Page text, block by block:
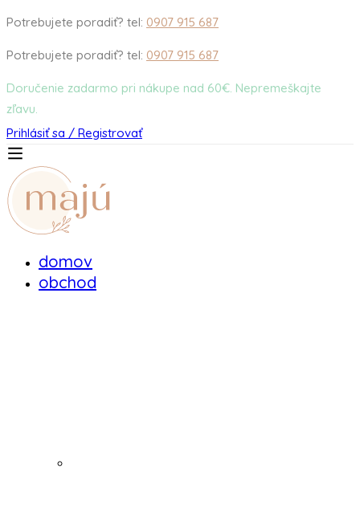
Potrebujete poradiť? tel: 0907 915 687
Potrebujete poradiť? tel: 0907 915 687
Doručenie zadarmo pri nákupe nad 60€. Nepremeškajte
zľavu.
Prihlásiť sa / Registrovať
domov
obchod